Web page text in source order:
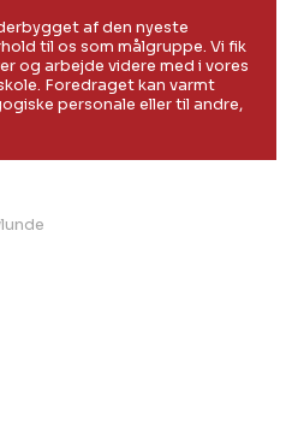
af den nyeste
til os som målgruppe. Vi fik
og arbejde videre med i vores
Foredraget kan varmt
personale eller til andre,